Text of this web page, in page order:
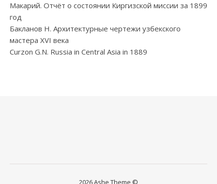
Макарий. Отчёт о состоянии Киргизской миссии за 1899
год
Бакланов Н. Архитектурные чертежи узбекского
мастера XVI века
Curzon G.N. Russia in Central Asia in 1889
2026 Ashe Theme ©